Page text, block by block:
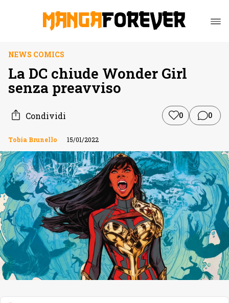
NEWS COMICS
La DC chiude Wonder Girl
senza preavviso
Condividi 0 0
Tobia Brunello 15/01/2022